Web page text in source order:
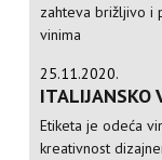
zahteva brižljivo i
vinima
25.11.2020.
ITALIJANSKO
Etiketa je odeća
kreativnost